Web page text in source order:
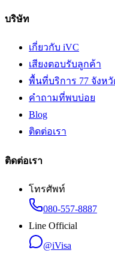
บริษัท
เกี่ยวกับ iVC
เสียงตอบรับลูกค้า
พื้นที่บริการ 77 จังห
คำถามที่พบบ่อย
Blog
ติดต่อเรา
ติดต่อเรา
โทรศัพท์
080-557-8887
Line Official
@iVisa